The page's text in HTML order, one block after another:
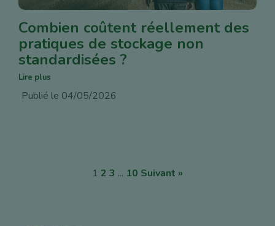
Combien coûtent réellement des
pratiques de stockage non
standardisées ?
Lire plus
Publié le 04/05/2026
1 2 3 ... 10 Suivant »